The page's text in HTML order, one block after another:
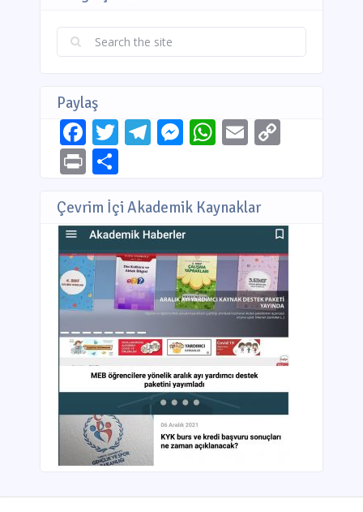
Paylaş
Facebook
Twitter
Telegram
Messenger
WhatsApp
EmailCopy
PrintShare
Çevrim İçi Akademik Kaynaklar